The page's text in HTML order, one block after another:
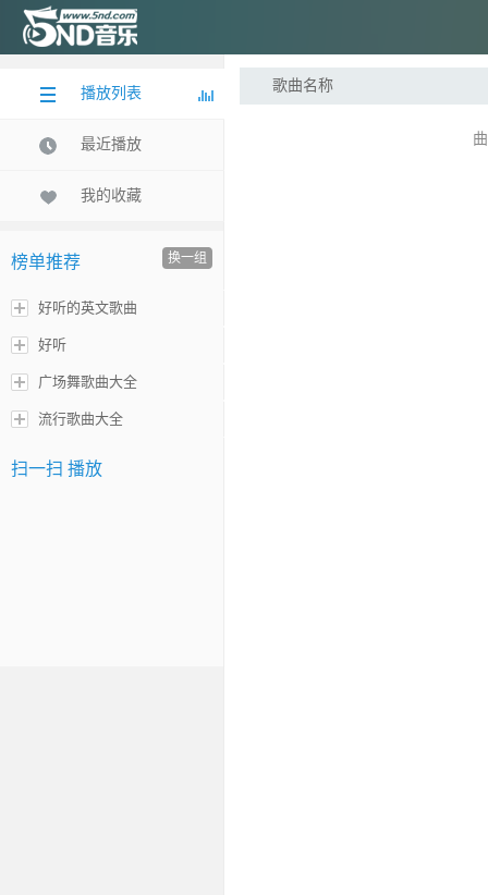
播放列表
最近播放
我的收藏
榜单推荐 换一组
好听的英文歌曲
好听
广场舞歌曲大全
流行歌曲大全
扫一扫 播放
歌曲名称